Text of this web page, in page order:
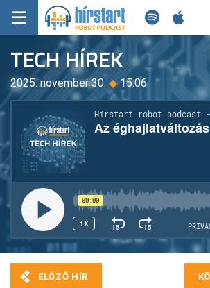
KEZDŐLAP
FRISS HÍREK
TECH HÍREK
FILM-ZENE-SZÓRAKOZÁS
PLAYLIST
MI AZ A ROBOT PODCAST?
TECH HÍREK
2025. november 30.◆ 15:06